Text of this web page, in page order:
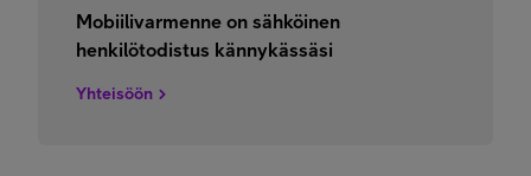
Mobiilivarmenne on sähköinen
henkilötodistus kännykässäsi
Yhteisöön